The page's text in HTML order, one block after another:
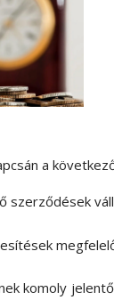
a
szerződések
komoly